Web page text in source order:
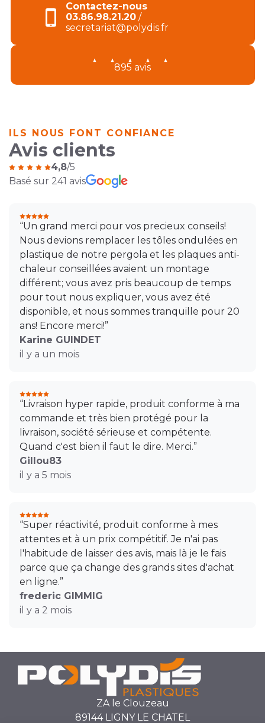
Contactez-nous
03.86.98.21.20 /
secretariat@polydis.fr
895 avis
ILS NOUS FONT CONFIANCE
Avis clients
4,8/5
Basé sur 241 avis
“Un grand merci pour vos precieux conseils!
Nous devions remplacer les tôles ondulées en
plastique de notre pergola et les plaques anti-
chaleur conseillées avaient un montage
différent; vous avez pris beaucoup de temps
pour tout nous expliquer, vous avez été
disponible, et nous sommes tranquille pour 20
ans! Encore merci!”
Karine GUINDET
il y a un mois
“Livraison hyper rapide, produit conforme à ma
commande et très bien protégé pour la
livraison, société sérieuse et compétente.
Quand c'est bien il faut le dire. Merci.”
Gillou83
il y a 5 mois
“Super réactivité, produit conforme à mes
attentes et à un prix compétitif. Je n'ai pas
l'habitude de laisser des avis, mais là je le fais
parce que ça change des grands sites d'achat
en ligne.”
frederic GIMMIG
il y a 2 mois
ZA le Clouzeau
89144 LIGNY LE CHATEL